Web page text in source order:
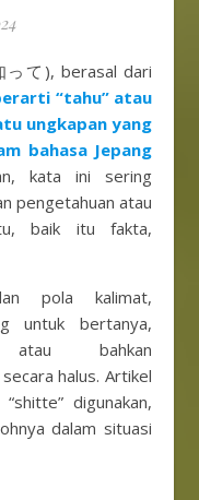
“tahu” atau
ungkapan yang
bahasa Jepang
kata ini sering
pengetahuan atau
baik itu fakta,
pola kalimat,
untuk bertanya,
atau bahkan
halus. Artikel
digunakan,
dalam situasi